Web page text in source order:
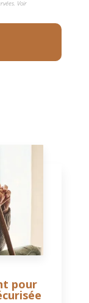
Voir
pour